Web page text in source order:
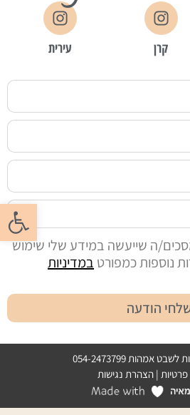
פתח
קרן עירית
ה שייעשה במידע שלי שימוש
נוספות כמפורט במדיניות
הודעה
אמהות 054-2473799
פרטיות | הצהרת נגישות